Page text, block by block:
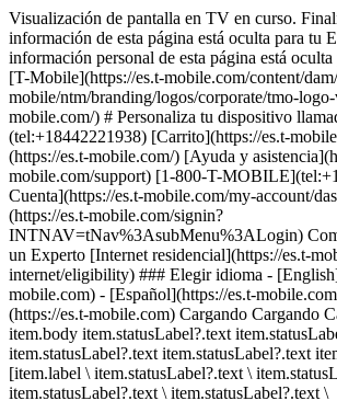
Visualización de pantalla en TV en curso.
información de esta página está oculta para tu
información personal de esta página está
[T-Mobile](https://es.t-mobile.com/content/
mobile/ntm/branding/logos/corporate/tmo-
mobile.com/) # ​​​​​​​Personaliza tu dispositivo
(tel:+18442221938) [Carrito](https://es.t-
(https://es.t-mobile.com/) [Ayuda y
mobile.com/support) [1-800-T-
Cuenta](https://es.t-mobile.com/my-account/
(https://es.t-mobile.com/signin?
INTNAV=tNav%3AsubMenu%3ALogin)
un Experto [Internet residencial](https://es.t-
internet/eligibility) ### Elegir idioma -
mobile.com) - [Español](https://es.t-
(https://es.t-mobile.com) Cargando Cargando
item.body item.statusLabel?.text
item.statusLabel?.text item.statusLabel?.text
[item.label \ item.statusLabel?.text \
item.statusLabel?.text \ item.statusLabel?.text \